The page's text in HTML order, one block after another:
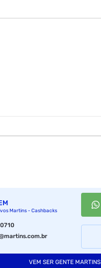
Martins - Cashbacks
VEM SER GENTE MARTINS